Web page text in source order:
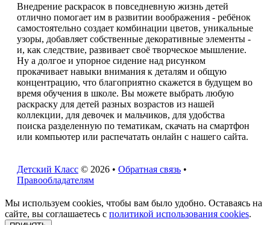
Внедрение раскрасок в повседневную жизнь детей
отлично помогает им в развитии воображения - ребёнок
самостоятельно создает комбинации цветов, уникальные
узоры, добавляет собственные декоративные элементы -
и, как следствие, развивает своё творческое мышление.
Ну а долгое и упорное сидение над рисунком
прокачивает навыки внимания к деталям и общую
концентрацию, что благоприятно скажется в будущем во
время обучения в школе. Вы можете выбрать любую
раскраску для детей разных возрастов из нашей
коллекции, для девочек и мальчиков, для удобства
поиска разделенную по тематикам, скачать на смартфон
или компьютер или распечатать онлайн с нашего сайта.
Детский Класс © 2026 • Обратная связь •
Правообладателям
Мы используем cookies, чтобы вам было удобно. Оставаясь на
сайте, вы соглашаетесь с политикой использования cookies.